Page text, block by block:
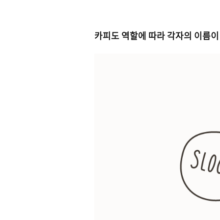
카피도 역할에 따라 각자의 이름